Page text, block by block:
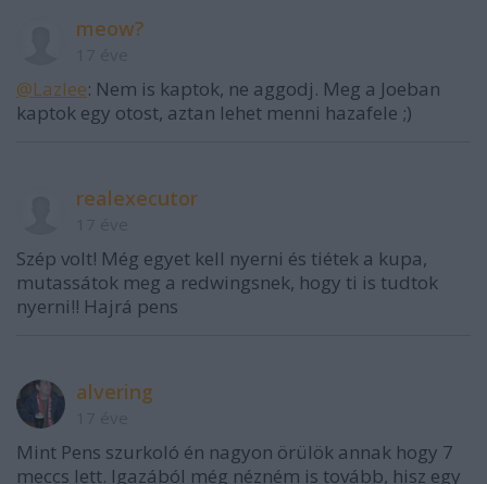
meow?
@Lazlee: Nem is kaptok, ne aggodj. Meg a Joeban
kaptok egy otost, aztan lehet menni hazafele ;)
realexecutor
Szép volt! Még egyet kell nyerni és tiétek a kupa,
mutassátok meg a redwingsnek, hogy ti is tudtok
nyerni!! Hajrá pens
alvering
Mint Pens szurkoló én nagyon örülök annak hogy 7
meccs lett. Igazából még nézném is tovább, hisz egy